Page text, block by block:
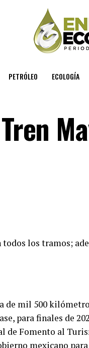
PETRÓLEO ECOLOGÍA
los tramos;
de mil 500
para finales de
de Fomento al
mexicano